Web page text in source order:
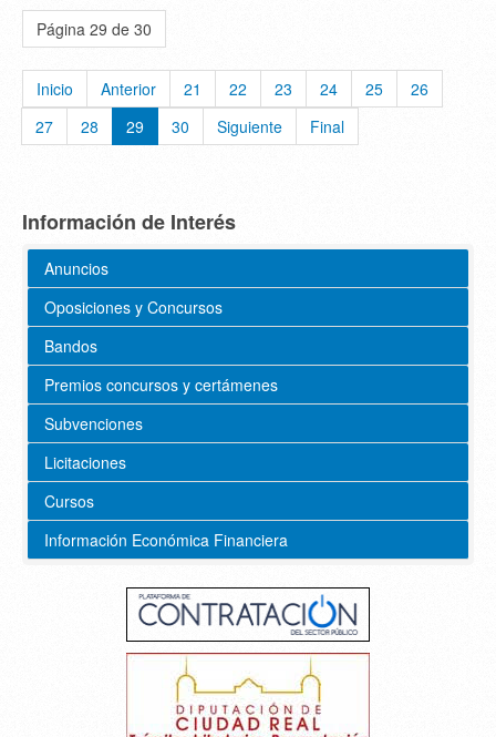
Página 29 de 30
Inicio Anterior 21 22 23 24 25
26
27
28 29 30 Siguiente Final
Información de Interés
Anuncios
Oposiciones y Concursos
Bandos
Premios concursos y certámenes
Subvenciones
Licitaciones
Cursos
Información Económica Financiera